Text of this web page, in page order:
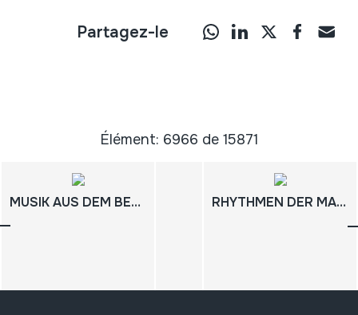
Partagez-le
Élément: 6966 de 15871
MUSIK AUS DEM BERGLAND WEST-NEUGUINEAS / IRIAN JAYA RHYTHMEN DER MALINKE / GUINEA